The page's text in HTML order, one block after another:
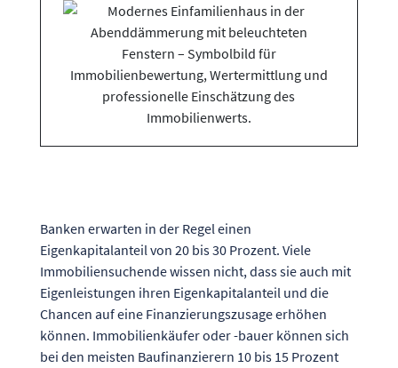
Banken erwarten in der Regel einen
Eigenkapitalanteil von 20 bis 30 Prozent. Viele
Immobiliensuchende wissen nicht, dass sie auch mit
Eigenleistungen ihren Eigenkapitalanteil und die
Chancen auf eine Finanzierungszusage erhöhen
können. Immobilienkäufer oder -bauer können sich
bei den meisten Baufinanzierern 10 bis 15 Prozent